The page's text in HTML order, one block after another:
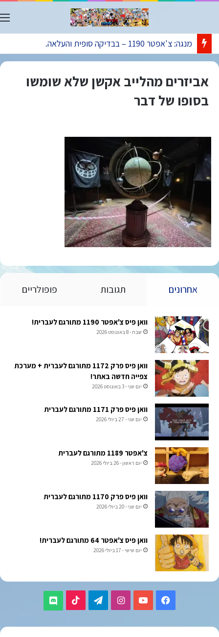
מנגה: צ'אפטר 1190 – בבדיקה סופית והעלאה.
אביזרים מהלייב אקשן שלא שומשו
בסופו של דבר
אחרונים תגובות פופולריים
וואן פיס צ'אפטר 1190 מתורגם לעברית!
שבת - 8 באוגוסט 2026
וואן פיס פרק 1172 מתורגם לעברית + מערכת
צפייה חדשה באתר!
יום שני - 3 באוגוסט 2026
וואן פיס פרק 1171 מתורגם לעברית
יום שני - 27 ביולי 2026
צ'אפטר 1189 מתורגם לעברית
יום ראשון - 26 ביולי 2026
וואן פיס פרק 1170 מתורגם לעברית
יום שני - 20 ביולי 2026
וואן פיס צ'אפטר 64 מתורגם לעברית!
יום שישי - 17 ביולי 2026
Facebook
YouTube
Instagram
Telegram
TikTok
Discord